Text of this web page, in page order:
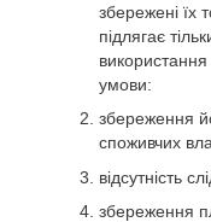
збережені їх
підлягає
використання
умови:
збереження
споживчих
відсутність
збереження